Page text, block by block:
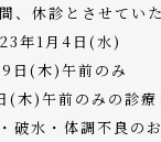
、休診とさせていた
年1月4日(水)
日(木)午前のみ
木)午前のみの診療
破水・体調不良の